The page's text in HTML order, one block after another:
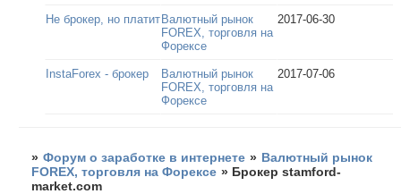
Не брокер, но платит Валютный рынок
FOREX, торговля на
Форексе
2017-06-30
InstaForex - брокер
Валютный рынок
FOREX, торговля на
Форексе
2017-07-06
» Форум о заработке в интернете » Валютный рынок
FOREX, торговля на Форексе » Брокер stamford-
market.com